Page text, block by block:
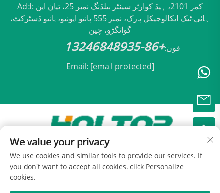
Add: کمر 2101، ہیڈ کوارٹر سینٹر بیلڈنگ نمبر 25، تیان این
ہائی-ٹیک ایکالوجیکل پارک، نمبر 555 پانیو ایونیو، پانیو ڈسٹرکٹ،
گوانگژو، چین
فون:+86-13246848935
Email: [email protected]
تصنیف © 2025 به راهي Beijing هولٽاپ ہوائی شartiگ
کمپني، محدود -رازداري پاليسي
We value your privacy
We use cookies and similar tools to provide our services. If
you don't want to accept all cookies, click Personalize
cookies.